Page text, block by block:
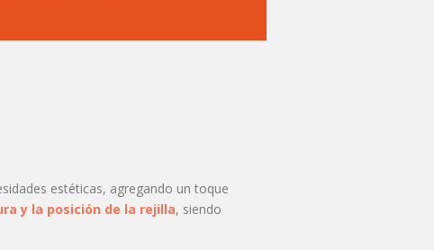
estéticas, agregando un toque
y la posición de la rejilla, siendo